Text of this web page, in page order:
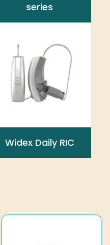
series
Widex Daily RIC